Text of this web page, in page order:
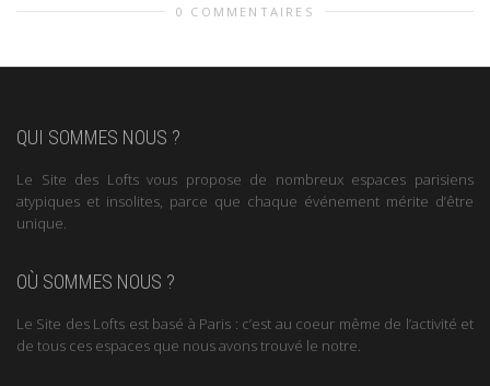
0 COMMENTAIRES
QUI SOMMES NOUS ?
Le Site des Lofts vous propose de nombreux espaces parisiens
atypiques et insolites, parce que chaque événement mérite d’être
unique.
OÙ SOMMES NOUS ?
Le Site des Lofts est basé à Paris : c’est au coeur même de l’activité et
de tous ces espaces que nous avons trouvé le notre.